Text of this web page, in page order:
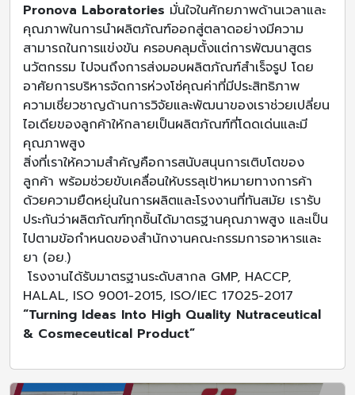
Pronova Laboratories มั่นใจในศักยภาพด้านเวลาและ
คุณภาพในการนำผลิตภัณฑ์ออกสู่ตลาดอย่างมีความ
สามารถในการแข่งขัน ครอบคลุมตั้งแต่การพัฒนาสูตร
นวัตกรรม ไปจนถึงการส่งมอบผลิตภัณฑ์สำเร็จรูป โดย
อาศัยการบริหารจัดการห่วงโซ่คุณค่าที่มีประสิทธิภาพ
ความเชี่ยวชาญด้านการวิจัยและพัฒนาของเราช่วยเปลี่ยน
ไอเดียของลูกค้าให้กลายเป็นผลิตภัณฑ์ที่โดดเด่นและมี
คุณภาพสูง
สิ่งที่เราให้ความสำคัญคือการสนับสนุนการเติบโตของ
ลูกค้า พร้อมช่วยขับเคลื่อนให้บรรลุเป้าหมายทางการค้า
ด้วยความยืดหยุ่นในการผลิตและโรงงานที่ทันสมัย เรารับ
ประกันว่าผลิตภัณฑ์ทุกชิ้นได้มาตรฐานคุณภาพสูง และเป็น
ไปตามข้อกำหนดของสำนักงานคณะกรรมการอาหารและ
ยา (อย.)
โรงงานได้รับมาตรฐานระดับสากล GMP, HACCP,
HALAL, ISO 9001-2015, ISO/IEC 17025-2017
“Turning Ideas Into High Quality Nutraceutical
& Cosmeceutical Product”